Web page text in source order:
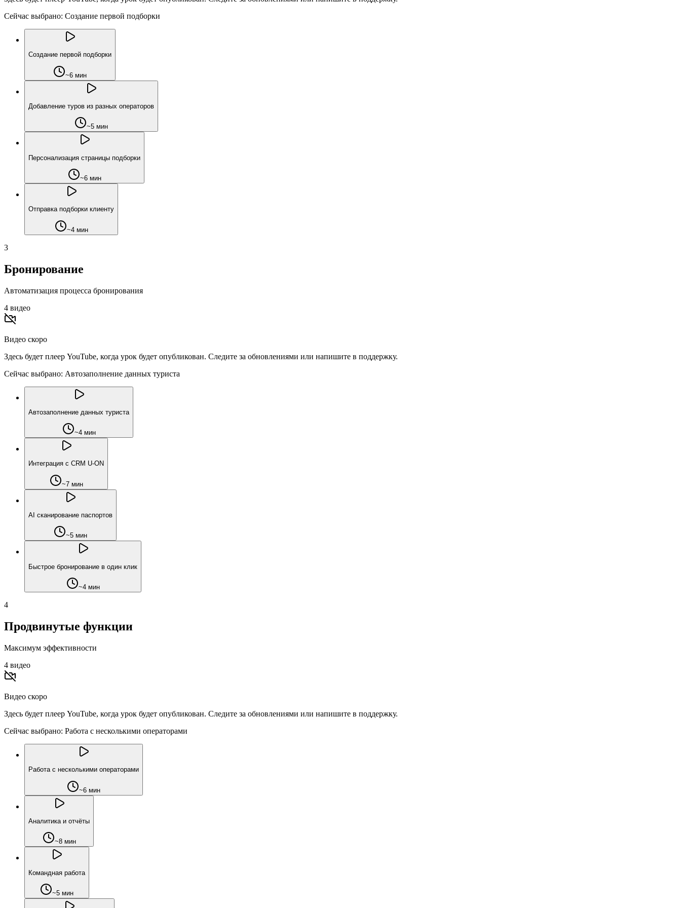
Сейчас выбрано: Создание первой подборки
Создание первой подборки
~6 мин
Добавление туров из разных операторов
~5 мин
Персонализация страницы подборки
~6 мин
Отправка подборки клиенту
~4 мин
3
Бронирование
Автоматизация процесса бронирования
4 видео
Видео скоро
Здесь будет плеер YouTube, когда урок будет опубликован. Следите за обновлениями или напишите в поддержку.
Сейчас выбрано: Автозаполнение данных туриста
Автозаполнение данных туриста
~4 мин
Интеграция с CRM U-ON
~7 мин
AI сканирование паспортов
~5 мин
Быстрое бронирование в один клик
~4 мин
4
Продвинутые функции
Максимум эффективности
4 видео
Видео скоро
Здесь будет плеер YouTube, когда урок будет опубликован. Следите за обновлениями или напишите в поддержку.
Сейчас выбрано: Работа с несколькими операторами
Работа с несколькими операторами
~6 мин
Аналитика и отчёты
~8 мин
Командная работа
~5 мин